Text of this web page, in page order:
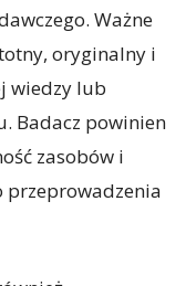
Ważne
oryginalny i
wiedzy lub
Badacz powinien
zasobów i
przeprowadzenia